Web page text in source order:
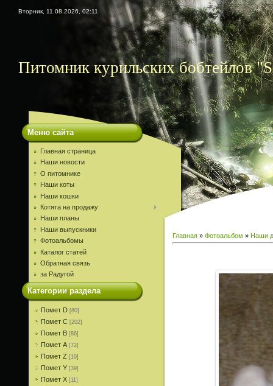
Вторник, 11.08.2026, 02:11
Питомник курильских бобтейлов
Меню сайта
Главная страница
Наши новости
О питомнике
Наши коты
Наши кошки
Котята на продажу
Наши планы
Наши выпускники
Фотоальбомы
Каталог статей
Обратная связь
за Радугой
Категории раздела
Помет D [80]
Помет С [202]
Помет В [86]
Помет A [72]
Помет Z [19]
Помет Y [39]
Помет X [11]
Главная » Фотоальбом » Наши